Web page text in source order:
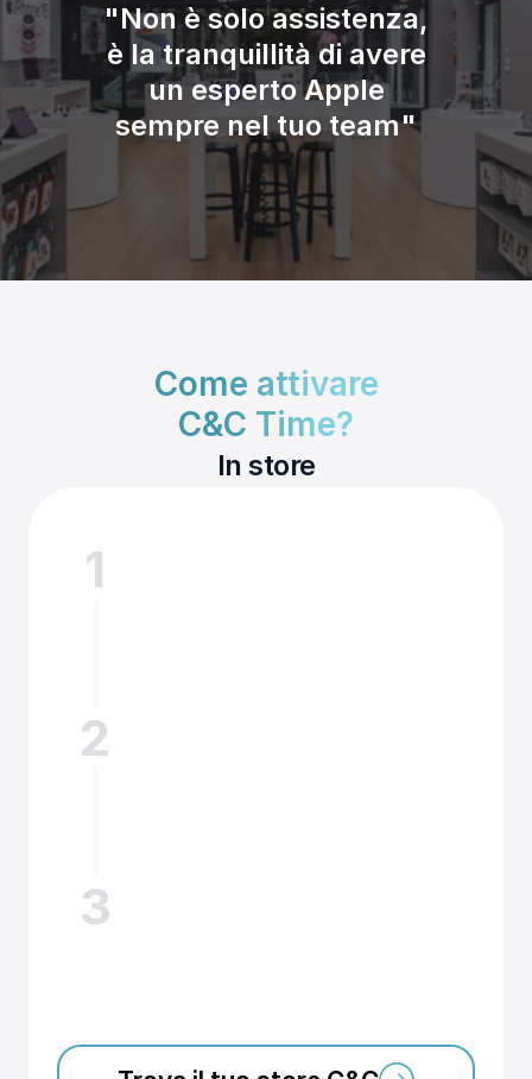
"Non è solo assistenza,
è la tranquillità di avere
un esperto Apple
sempre nel tuo team"
Come attivare
C&C Time?
In store
1
2
3